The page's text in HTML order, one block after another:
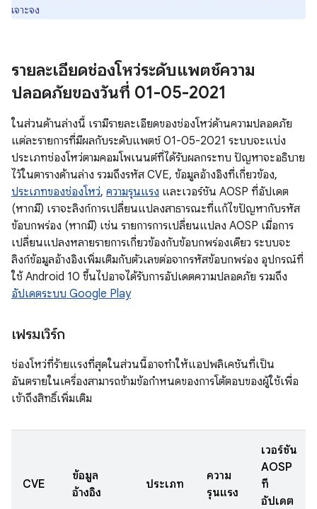
เจาะจง
รายละเอียดช่องโหว่ระดับแพตช์ความ
ปลอดภัยของวันที่ 01-05-2021
ในส่วนด้านล่างนี้ เรามีรายละเอียดของช่องโหว่ด้านความปลอดภัย
แต่ละรายการที่มีผลกับระดับแพตช์ 01-05-2021 ระบบจะแบ่ง
ประเภทช่องโหว่ตามคอมโพเนนต์ที่ได้รับผลกระทบ ปัญหาจะอธิบาย
ไว้ในตารางด้านล่าง รวมถึงรหัส CVE, ข้อมูลอ้างอิงที่เกี่ยวข้อง,
ประเภทของช่องโหว่, ความรุนแรง และเวอร์ชัน AOSP ที่อัปเดต
(หากมี) เราจะลิงก์การเปลี่ยนแปลงสาธารณะที่แก้ไขปัญหากับรหัส
ข้อบกพร่อง (หากมี) เช่น รายการการเปลี่ยนแปลง AOSP เมื่อการ
เปลี่ยนแปลงหลายรายการเกี่ยวข้องกับข้อบกพร่องเดียว ระบบจะ
ลิงก์ข้อมูลอ้างอิงเพิ่มเติมกับตัวเลขต่อจากรหัสข้อบกพร่อง อุปกรณ์ที่
ใช้ Android 10 ขึ้นไปอาจได้รับการอัปเดตความปลอดภัย รวมถึง
อัปเดตระบบ Google Play
เฟรมเวิร์ก
ช่องโหว่ที่ร้ายแรงที่สุดในส่วนนี้อาจทำให้แอปพลิเคชันที่เป็น
อันตรายในเครื่องสามารถข้ามข้อกำหนดของการโต้ตอบของผู้ใช้เพื่อ
เข้าถึงสิทธิ์เพิ่มเติม
CVE
ข้อมูล
อ้างอิง
ประเภท
ความ
รุนแรง
เวอร์ชัน
AOSP
ที่
อัปเดต